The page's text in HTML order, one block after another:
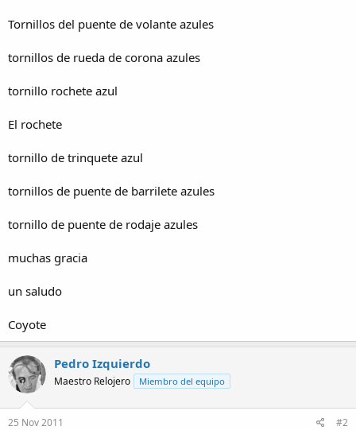
Tornillos del puente de volante azules
tornillos de rueda de corona azules
tornillo rochete azul
El rochete
tornillo de trinquete azul
tornillos de puente de barrilete azules
tornillo de puente de rodaje azules
muchas gracia
un saludo
Coyote
Pedro Izquierdo
Maestro Relojero Miembro del equipo
25 Nov 2011 #2